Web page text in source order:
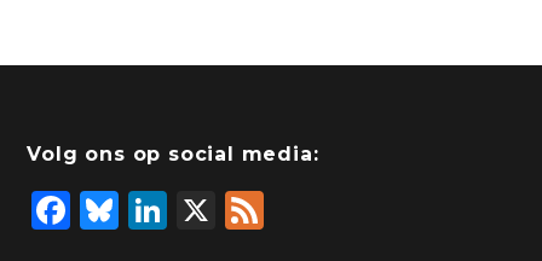
e
o
o
k
e
n
er o
o
n
a
s
s
p
l
Volg ons op social media:
F
Bl
Li X